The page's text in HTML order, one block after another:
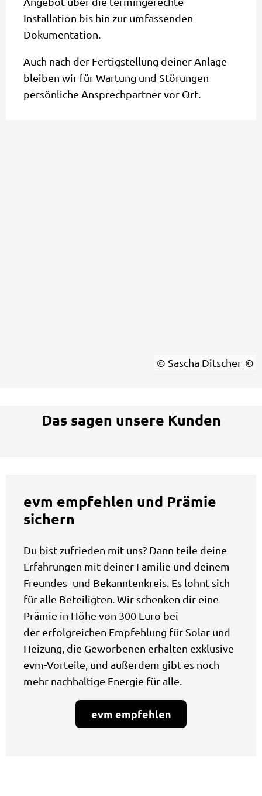
Installation bis hin zur umfassenden
Dokumentation.
Auch nach der Fertigstellung deiner Anlage
bleiben wir für Wartung und Störungen
persönliche Ansprechpartner vor Ort.
© Sascha Ditscher
Das sagen unsere Kunden
evm empfehlen und Prämie
sichern
Du bist zufrieden mit uns? Dann teile deine
Erfahrungen mit deiner Familie und deinem
Freundes- und Bekanntenkreis. Es lohnt sich
für alle Beteiligten. Wir schenken dir eine
Prämie in Höhe von 300 Euro bei
der erfolgreichen Empfehlung für Solar und
Heizung, die Geworbenen erhalten exklusive
evm-Vorteile, und außerdem gibt es noch
mehr nachhaltige Energie für alle.
evm empfehlen